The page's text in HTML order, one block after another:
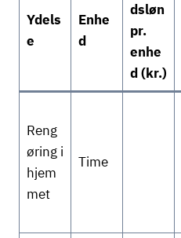
Ydels
e
Enhe
d
dsløn
pr.
enhe
d (kr.)
Reng
øring i
hjem
met
Time